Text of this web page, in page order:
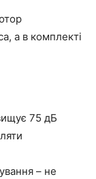
а в комплекті
75 дБ
– не